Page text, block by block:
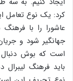
کرد: یک نوع تعامل
عاشورا را با
جهانگیر شود و
است که بوش
باید فرهنگ